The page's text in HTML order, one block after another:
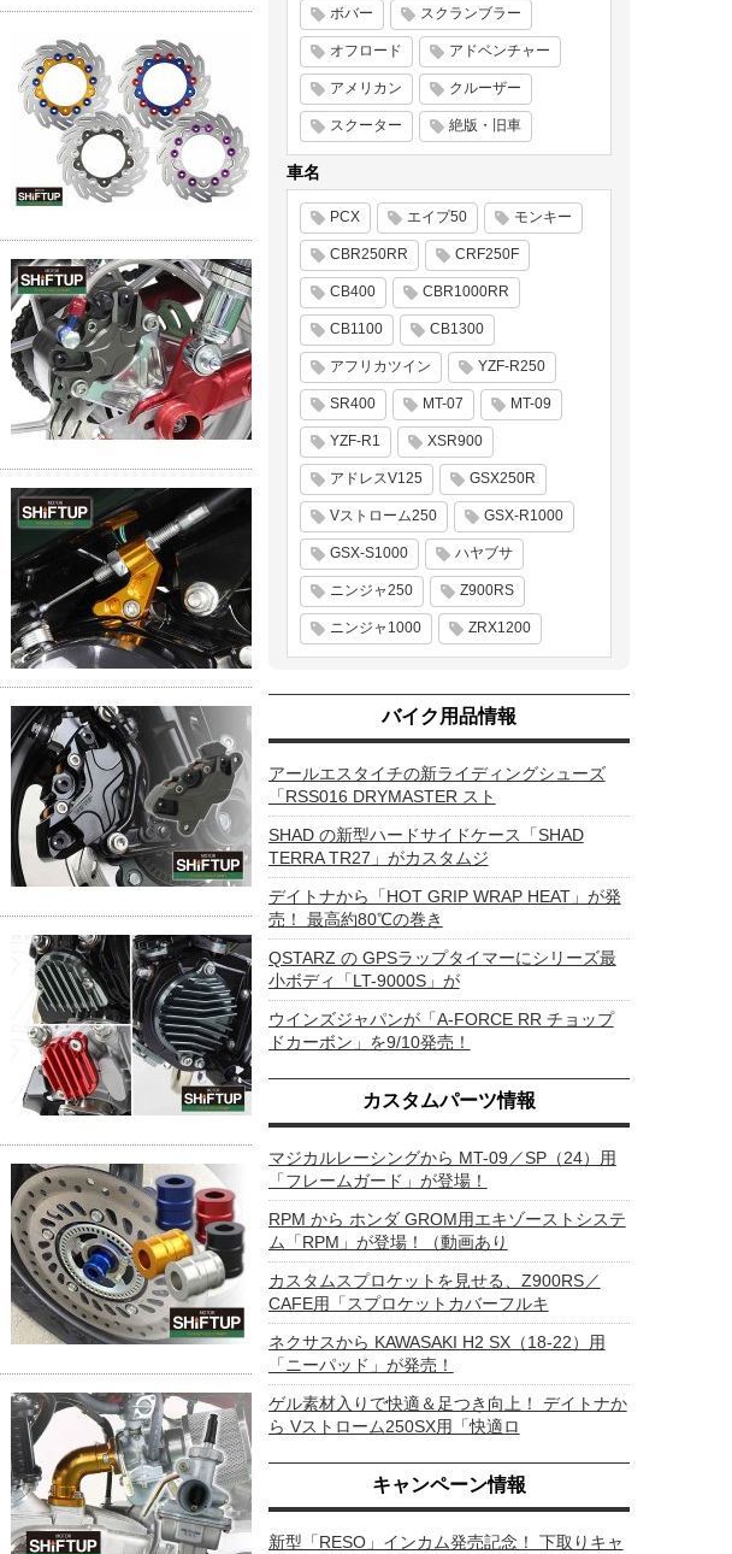
ボバー スクランブラー
オフロード アドベンチャー
アメリカン クルーザー
スクーター 絶版・旧車
車名
PCX エイプ50 モンキー
CBR250RR CRF250F
CB400 CBR1000RR
CB1100 CB1300
アフリカツイン YZF-R250
SR400 MT-07 MT-09
YZF-R1 XSR900
アドレスV125 GSX250R
Vストローム250 GSX-R1000
GSX-S1000 ハヤブサ
ニンジャ250 Z900RS
ニンジャ1000 ZRX1200
バイク用品情報
アールエスタイチの新ライディングシューズ
「RSS016 DRYMASTER スト
SHAD の新型ハードサイドケース「SHAD
TERRA TR27」がカスタムジ
デイトナから「HOT GRIP WRAP HEAT」が発
売！ 最高約80℃の巻き
QSTARZ の GPSラップタイマーにシリーズ最
小ボディ「LT-9000S」が
ウインズジャパンが「A-FORCE RR チョップ
ドカーボン」を9/10発売！
カスタムパーツ情報
マジカルレーシングから MT-09／SP（24）用
「フレームガード」が登場！
RPM から ホンダ GROM用エキゾーストシステ
ム「RPM」が登場！（動画あり
カスタムスプロケットを見せる、Z900RS／
CAFE用「スプロケットカバーフルキ
ネクサスから KAWASAKI H2 SX（18-22）用
「ニーパッド」が発売！
ゲル素材入りで快適＆足つき向上！ デイトナか
ら Vストローム250SX用「快適ロ
キャンペーン情報
新型「RESO」インカム発売記念！ 下取りキャ